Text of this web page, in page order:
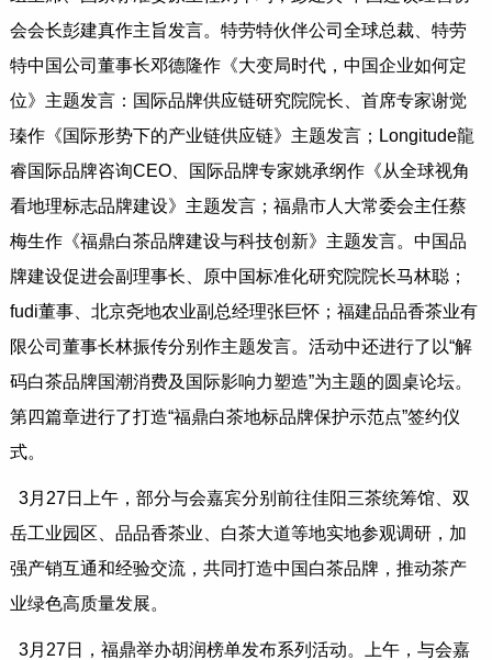
会会长彭建真作主旨发言。特劳特伙伴公司全球总裁、特劳
特中国公司董事长邓德隆作《大变局时代，中国企业如何定
位》主题发言：国际品牌供应链研究院院长、首席专家谢觉
瑧作《国际形势下的产业链供应链》主题发言；Longitude龍
睿国际品牌咨询CEO、国际品牌专家姚承纲作《从全球视角
看地理标志品牌建设》主题发言；福鼎市人大常委会主任蔡
梅生作《福鼎白茶品牌建设与科技创新》主题发言。中国品
牌建设促进会副理事长、原中国标准化研究院院长马林聪；
fudi董事、北京尧地农业副总经理张巨怀；福建品品香茶业有
限公司董事长林振传分别作主题发言。活动中还进行了以“解
码白茶品牌国潮消费及国际影响力塑造”为主题的圆桌论坛。
第四篇章进行了打造“福鼎白茶地标品牌保护示范点”签约仪
式。
3月27日上午，部分与会嘉宾分别前往佳阳三茶统筹馆、双
岳工业园区、品品香茶业、白茶大道等地实地参观调研，加
强产销互通和经验交流，共同打造中国白茶品牌，推动茶产
业绿色高质量发展。
3月27日，福鼎举办胡润榜单发布系列活动。上午，与会嘉